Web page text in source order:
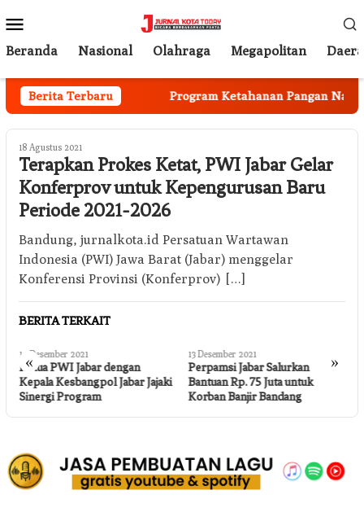
ke
kontenMobile
Beranda Nasional Olahraga Megapolitan
Berita Terbaru
Mulai Berjalan Program Ketahanan Pangan
18 Agustus 2021
Terapkan Prokes Ketat, PWI Jabar Gelar
Konferprov untuk Kepengurusan Baru
Periode 2021-2026
Bandung, jurnalkota.id Persatuan Wartawan
Indonesia (PWI) Jawa Barat (Jabar) menggelar
Konferensi Provinsi (Konferprov) […]
BERITA TERKAIT
« »
14 Desember 2021
Ketua PWI Jabar dengan
Kepala Kesbangpol Jabar Jajaki
Sinergi Program
13 Desember 2021
Perpamsi Jabar Salurkan
Bantuan Rp. 75 Juta untuk
Korban Banjir Bandang